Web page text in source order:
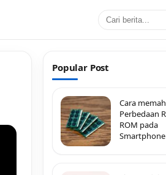
Popular Post
Cara
Perbedaan
ROM pada